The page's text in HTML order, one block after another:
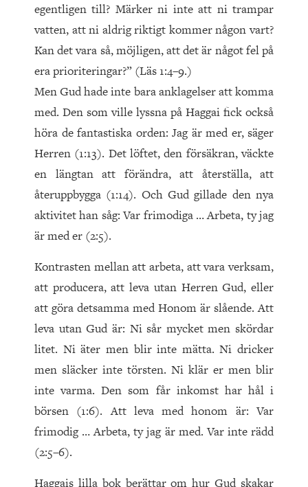
egentligen till? Märker ni inte att ni trampar
vatten, att ni aldrig riktigt kommer någon vart?
Kan det vara så, möjligen, att det är något fel på
era prioriteringar?” (Läs 1:4–9.)
Men Gud hade inte bara anklagelser att komma
med. Den som ville lyssna på Haggai fick också
höra de fantastiska orden: Jag är med er, säger
Herren (1:13). Det löftet, den försäkran, väckte
en längtan att förändra, att återställa, att
återuppbygga (1:14). Och Gud gillade den nya
aktivitet han såg: Var frimodiga … Arbeta, ty jag
är med er (2:5).
Kontrasten mellan att arbeta, att vara verksam,
att producera, att leva utan Herren Gud, eller
att göra detsamma med Honom är slående. Att
leva utan Gud är: Ni sår mycket men skördar
litet. Ni äter men blir inte mätta. Ni dricker
men släcker inte törsten. Ni klär er men blir
inte varma. Den som får inkomst har hål i
börsen (1:6). Att leva med honom är: Var
frimodig … Arbeta, ty jag är med. Var inte rädd
(2:5–6).
Haggais lilla bok berättar om hur Gud skakar